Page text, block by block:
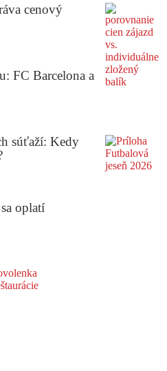
cenový
FC Barcelona a
súťaží: Kedy
oplatí